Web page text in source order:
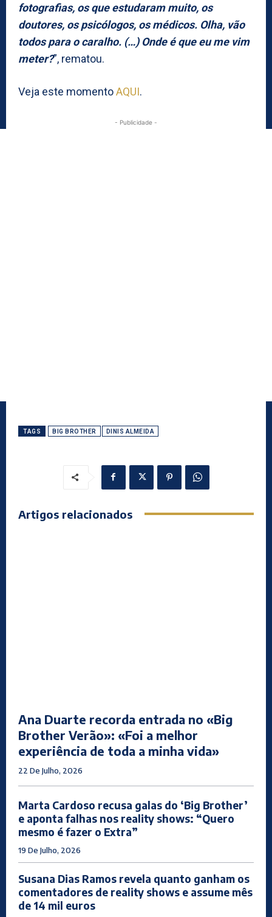
fotografias, os que estudaram muito, os
doutores, os psicólogos, os médicos. Olha, vão
todos para o caralho. (…) Onde é que eu me vim
meter?”, rematou.
Veja este momentoAQUI.
- Publicidade -
TAGS BIG BROTHER DINIS ALMEIDA
Artigos relacionados
Ana Duarte recorda entrada no «Big
Brother Verão»: «Foi a melhor
experiência de toda a minha vida»
22 De Julho, 2026
Marta Cardoso recusa galas do ‘Big Brother’
e aponta falhas nos reality shows: “Quero
mesmo é fazer o Extra”
19 De Julho, 2026
Susana Dias Ramos revela quanto ganham os
comentadores de reality shows e assume mês
de 14 mil euros